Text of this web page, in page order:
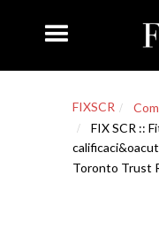
FIXSCR
FIX SCR ::
Toronto Trust